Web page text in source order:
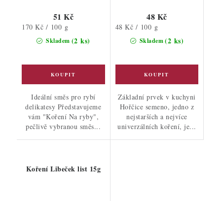
Skladem (2 ks)
51 Kč
Měrná
170 Kč / 100 g
Ideální směs pro rybí
delikatesy Představujeme
vám "Koření Na ryby",
pečlivě vybranou směs...
Skladem(2 ks)
48 Kč
Měrná
48 Kč / 100 g
Základní prvek v kuchyni
Hořčice semeno, jedno z
nejstarších a nejvíce
univerzálních koření, je...
Koření Libeček list 15g